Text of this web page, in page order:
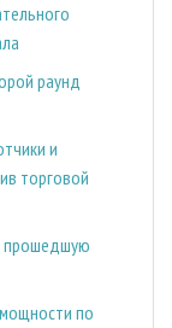
раунд
и
торговой
прошедшую
по